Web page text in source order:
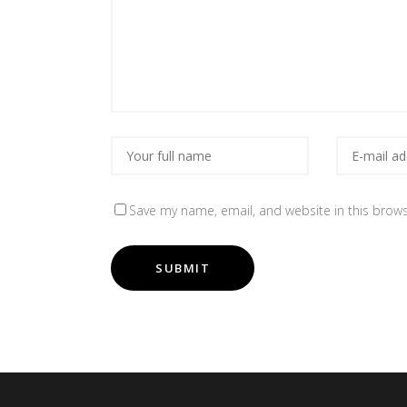
Save my name, email, and website in this